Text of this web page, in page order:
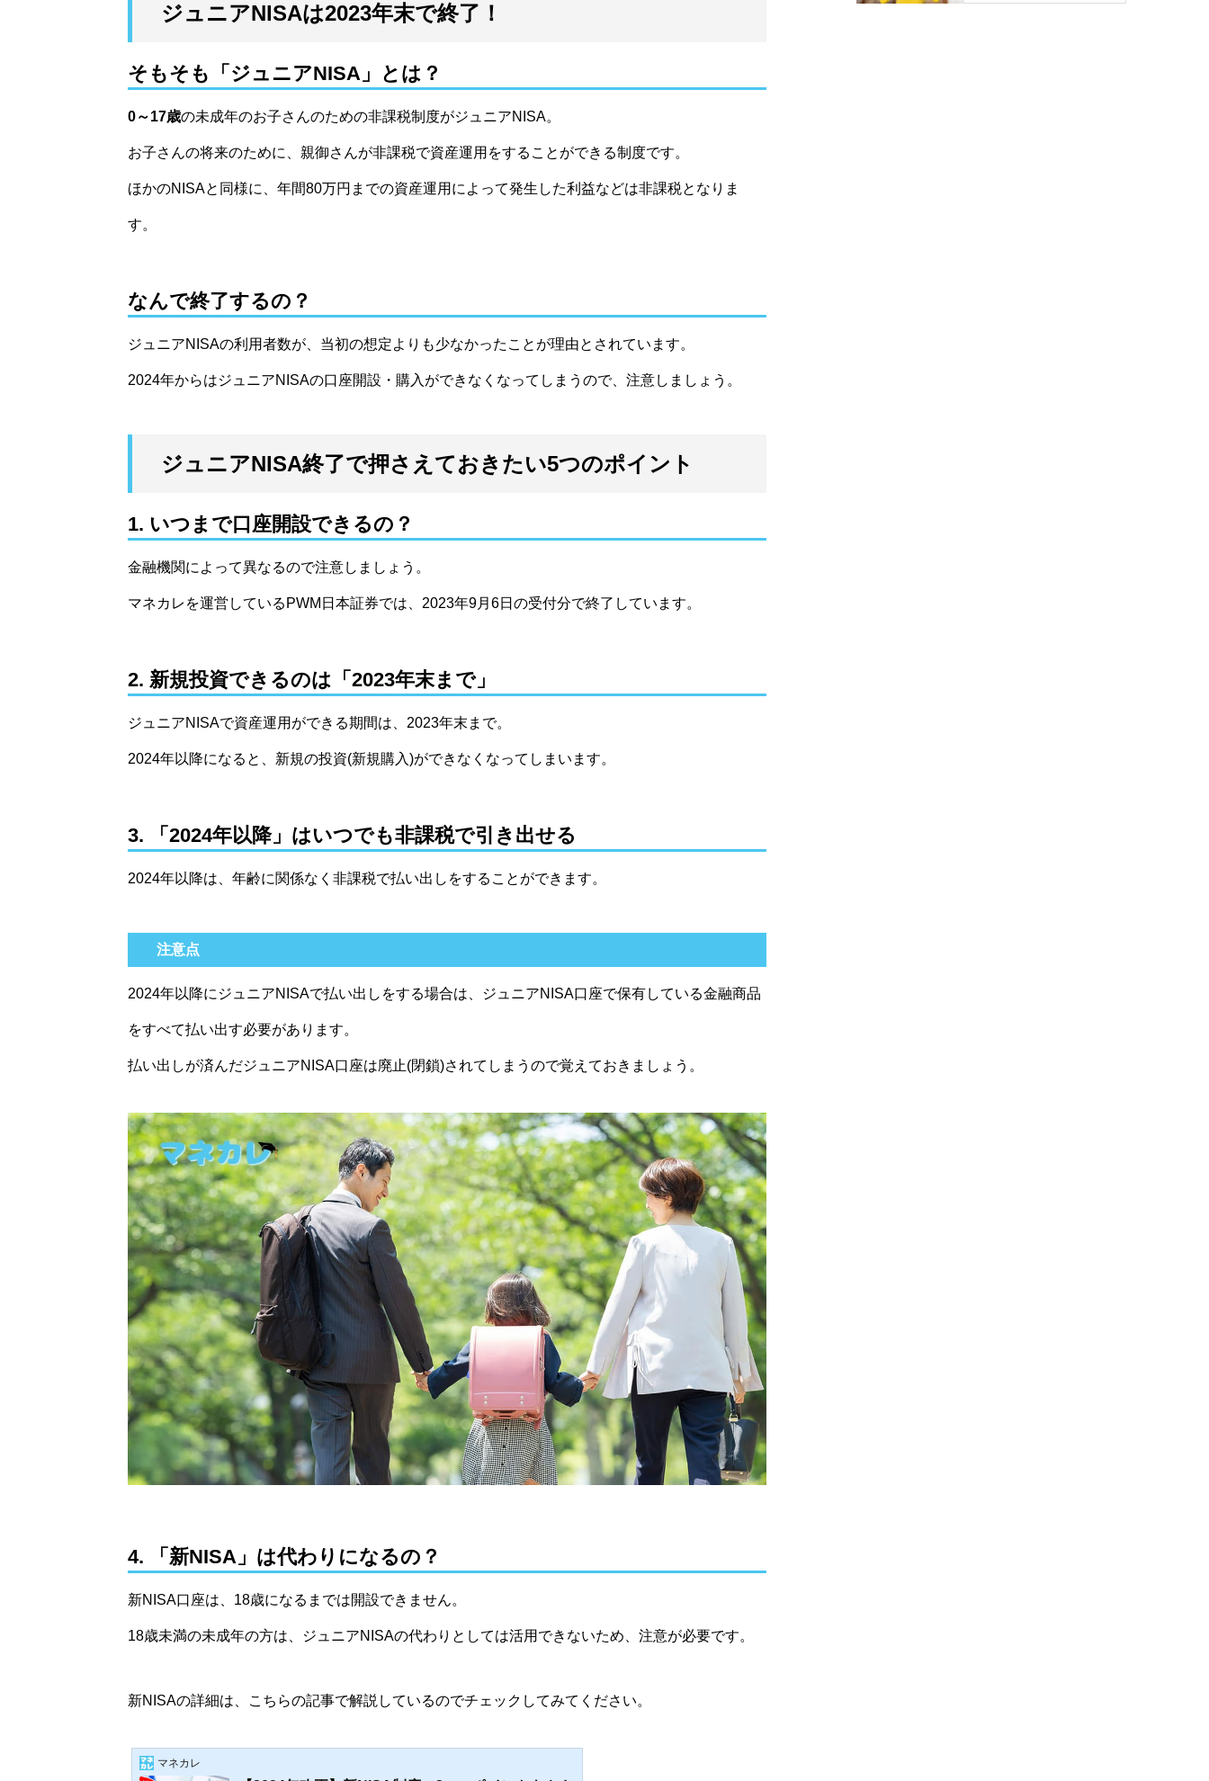
ジュニアNISAは2023年末で終了！
そもそも「ジュニアNISA」とは？
0～17歳の未成年のお子さんのための非課税制度がジュニアNISA。
お子さんの将来のために、親御さんが非課税で資産運用をすることができる制度です。
ほかのNISAと同様に、年間80万円までの資産運用によって発生した利益などは非課税となりま
す。
なんで終了するの？
ジュニアNISAの利用者数が、当初の想定よりも少なかったことが理由とされています。
2024年からはジュニアNISAの口座開設・購入ができなくなってしまうので、注意しましょう。
ジュニアNISA終了で押さえておきたい5つのポイント
1. いつまで口座開設できるの？
金融機関によって異なるので注意しましょう。
マネカレを運営しているPWM日本証券では、2023年9月6日の受付分で終了しています。
2. 新規投資できるのは「2023年末まで」
ジュニアNISAで資産運用ができる期間は、2023年末まで。
2024年以降になると、新規の投資(新規購入)ができなくなってしまいます。
3. 「2024年以降」はいつでも非課税で引き出せる
2024年以降は、年齢に関係なく非課税で払い出しをすることができます。
注意点
2024年以降にジュニアNISAで払い出しをする場合は、ジュニアNISA口座で保有している金融商品
をすべて払い出す必要があります。
払い出しが済んだジュニアNISA口座は廃止(閉鎖)されてしまうので覚えておきましょう。
4. 「新NISA」は代わりになるの？
新NISA口座は、18歳になるまでは開設できません。
18歳未満の未成年の方は、ジュニアNISAの代わりとしては活用できないため、注意が必要です。
新NISAの詳細は、こちらの記事で解説しているのでチェックしてみてください。
マネカレ